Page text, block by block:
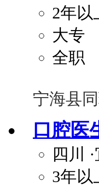
2年以
大专
全职
宁海县
口腔医
四川
3年以